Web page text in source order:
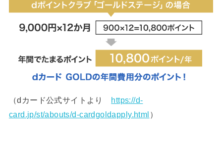
（dカード公式サイトより https://d-
card.jp/st/abouts/d-cardgoldapply.html ）